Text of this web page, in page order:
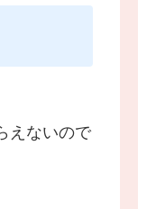
えないので